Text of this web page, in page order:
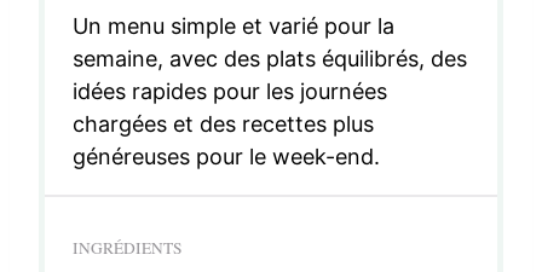
Un menu simple et varié pour la
semaine, avec des plats équilibrés, des
idées rapides pour les journées
chargées et des recettes plus
généreuses pour le week-end.
INGRÉDIENTS